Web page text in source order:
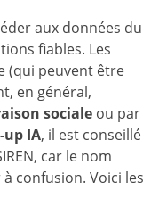
aux données du
fiables. Les
(qui peuvent être
en général,
sociale ou par
IA, il est conseillé
car le nom
confusion. Voici les